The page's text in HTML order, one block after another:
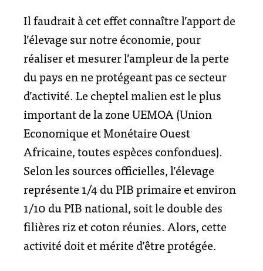
Il faudrait à cet effet connaître l’apport de
l’élevage sur notre économie, pour
réaliser et mesurer l’ampleur de la perte
du pays en ne protégeant pas ce secteur
d’activité. Le cheptel malien est le plus
important de la zone UEMOA (Union
Economique et Monétaire Ouest
Africaine, toutes espèces confondues).
Selon les sources officielles, l’élevage
représente 1/4 du PIB primaire et environ
1/10 du PIB national, soit le double des
filières riz et coton réunies. Alors, cette
activité doit et mérite d’être protégée.